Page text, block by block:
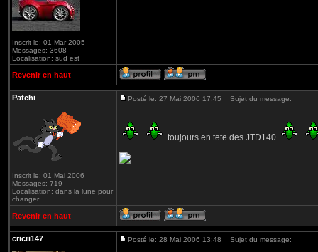
Inscrit le: 01 Mar 2005
Messages: 3608
Localisation: sud est
Revenir en haut
Patchi
Inscrit le: 01 Mai 2006
Messages: 719
Localisation: dans la lune pour
changer
Posté le: 27 Mai 2006 17:45 Sujet du message:
toujours en tete des JTD140
Revenir en haut
cricri147 Posté le: 28 Mai 2006 13:48 Sujet du message: